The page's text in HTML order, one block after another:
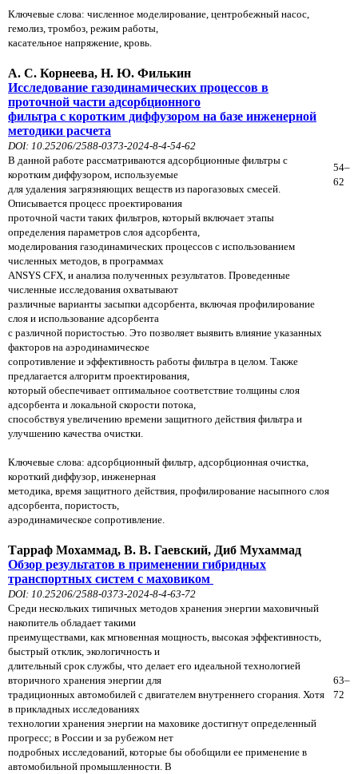
Ключевые слова: численное моделирование, центробежный насос,
гемолиз, тромбоз, режим работы,
касательное напряжение, кровь.
А. С. Корнеева, Н. Ю. Филькин
Исследование газодинамических процессов в
проточной части адсорбционного
фильтра с коротким диффузором на базе инженерной
методики расчета
DOI: 10.25206/2588-0373-2024-8-4-54-62
В данной работе рассматриваются адсорбционные фильтры с
коротким диффузором, используемые
для удаления загрязняющих веществ из парогазовых смесей.
Описывается процесс проектирования
проточной части таких фильтров, который включает этапы
определения параметров слоя адсорбента,
моделирования газодинамических процессов с использованием
численных методов, в программах
ANSYS CFX, и анализа полученных результатов. Проведенные
численные исследования охватывают
различные варианты засыпки адсорбента, включая профилирование
слоя и использование адсорбента
с различной пористостью. Это позволяет выявить влияние указанных
факторов на аэродинамическое
сопротивление и эффективность работы фильтра в целом. Также
предлагается алгоритм проектирования,
который обеспечивает оптимальное соответствие толщины слоя
адсорбента и локальной скорости потока,
способствуя увеличению времени защитного действия фильтра и
улучшению качества очистки.
Ключевые слова: адсорбционный фильтр, адсорбционная очистка,
короткий диффузор, инженерная
методика, время защитного действия, профилирование насыпного слоя
адсорбента, пористость,
аэродинамическое сопротивление.
54–
62
Тарраф Мохаммад, В. В. Гаевский, Диб Мухаммад
Обзор результатов в применении гибридных
транспортных систем с маховиком
DOI: 10.25206/2588-0373-2024-8-4-63-72
Среди нескольких типичных методов хранения энергии маховичный
накопитель обладает такими
преимуществами, как мгновенная мощность, высокая эффективность,
быстрый отклик, экологичность и
длительный срок службы, что делает его идеальной технологией
вторичного хранения энергии для
традиционных автомобилей с двигателем внутреннего сгорания. Хотя
в прикладных исследованиях
технологии хранения энергии на маховике достигнут определенный
прогресс; в России и за рубежом нет
подробных исследований, которые бы обобщили ее применение в
автомобильной промышленности. В
63–
72